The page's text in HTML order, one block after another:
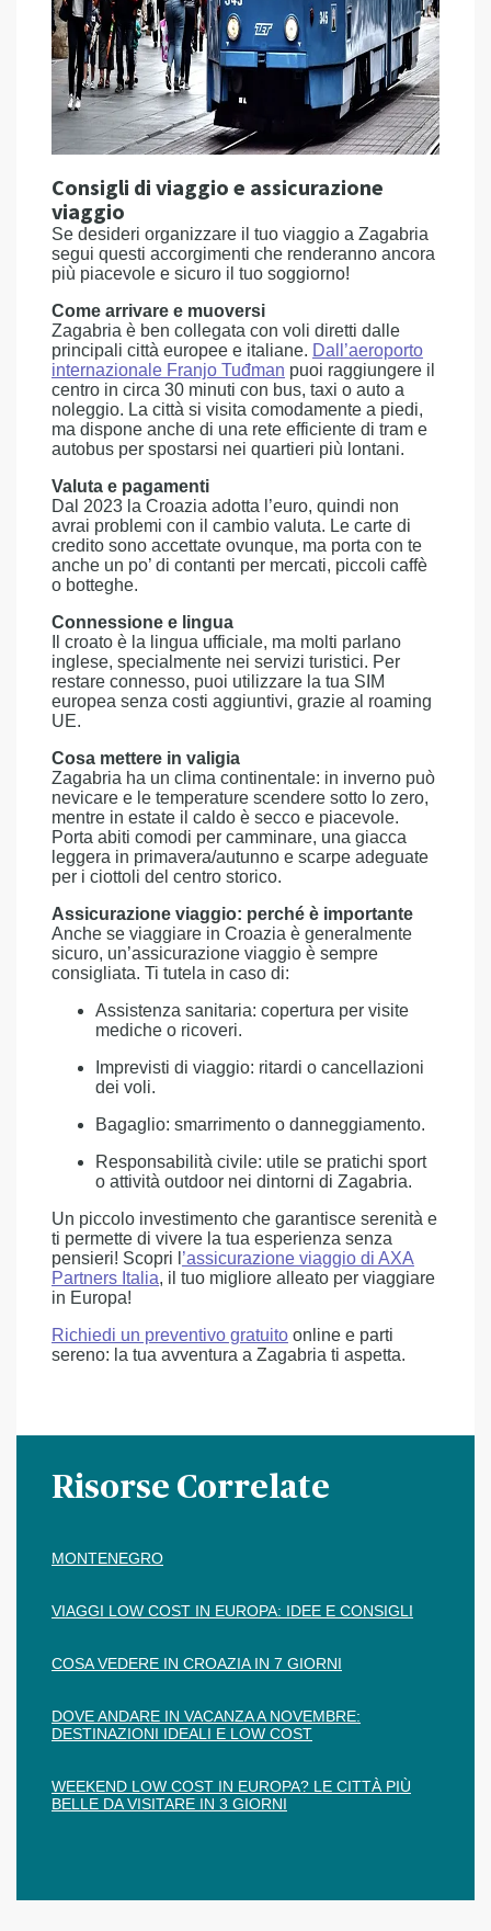
Consigli di viaggio e assicurazione
viaggio
Se desideri organizzare il tuo viaggio a Zagabria
segui questi accorgimenti che renderanno ancora
più piacevole e sicuro il tuo soggiorno!
Come arrivare e muoversi
Zagabria è ben collegata con voli diretti dalle
principali città europee e italiane. Dall’aeroporto
internazionale Franjo Tuđman puoi raggiungere il
centro in circa 30 minuti con bus, taxi o auto a
noleggio. La città si visita comodamente a piedi,
ma dispone anche di una rete efficiente di tram e
autobus per spostarsi nei quartieri più lontani.
Valuta e pagamenti
Dal 2023 la Croazia adotta l’euro, quindi non
avrai problemi con il cambio valuta. Le carte di
credito sono accettate ovunque, ma porta con te
anche un po’ di contanti per mercati, piccoli caffè
o botteghe.
Connessione e lingua
Il croato è la lingua ufficiale, ma molti parlano
inglese, specialmente nei servizi turistici. Per
restare connesso, puoi utilizzare la tua SIM
europea senza costi aggiuntivi, grazie al roaming
UE.
Cosa mettere in valigia
Zagabria ha un clima continentale: in inverno può
nevicare e le temperature scendere sotto lo zero,
mentre in estate il caldo è secco e piacevole.
Porta abiti comodi per camminare, una giacca
leggera in primavera/autunno e scarpe adeguate
per i ciottoli del centro storico.
Assicurazione viaggio: perché è importante
Anche se viaggiare in Croazia è generalmente
sicuro, un’assicurazione viaggio è sempre
consigliata. Ti tutela in caso di:
Assistenza sanitaria: copertura per visite
mediche o ricoveri.
Imprevisti di viaggio: ritardi o cancellazioni
dei voli.
Bagaglio: smarrimento o danneggiamento.
Responsabilità civile: utile se pratichi sport
o attività outdoor nei dintorni di Zagabria.
Un piccolo investimento che garantisce serenità e
ti permette di vivere la tua esperienza senza
pensieri! Scopri l ’assicurazione viaggio di AXA
Partners Italia, il tuo migliore alleato per viaggiare
in Europa!
Richiedi un preventivo gratuito online e parti
sereno: la tua avventura a Zagabria ti aspetta.
Risorse Correlate
MONTENEGRO
VIAGGI LOW COST IN EUROPA: IDEE E CONSIGLI
COSA VEDERE IN CROAZIA IN 7 GIORNI
DOVE ANDARE IN VACANZA A NOVEMBRE:
DESTINAZIONI IDEALI E LOW COST
WEEKEND LOW COST IN EUROPA? LE CITTÀ PIÙ
BELLE DA VISITARE IN 3 GIORNI